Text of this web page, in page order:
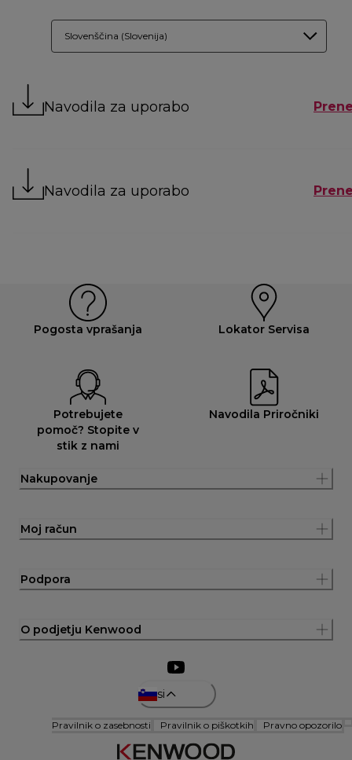
Slovenščina (Slovenija)
Navodila za uporabo
Navodila za uporabo
Pogosta vprašanja Lokator Servisa
Potrebujete
pomoč? Stopite v
stik z nami
Navodila Priročniki
Nakupovanje
Moj račun
Podpora
O podjetju Kenwood
si
Pravilnik o zasebnosti Pravilnik o piškotkih Pravno opozorilo